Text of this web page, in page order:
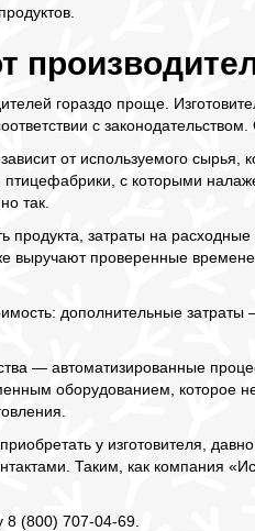
гораздо проще.
с
от используемого сырья,
птицефабрики, с которыми
так.
продукта, затраты на
выручают проверенные
дополнительные
— автоматизированные
оборудованием, которое
у изготовителя,
Таким, как компания
8 (800) 707-04-69.